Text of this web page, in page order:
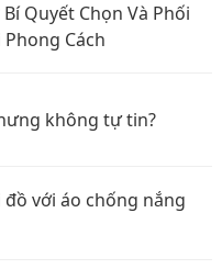
Quyết Chọn Và Phối
Cách
không tự tin?
với áo chống nắng